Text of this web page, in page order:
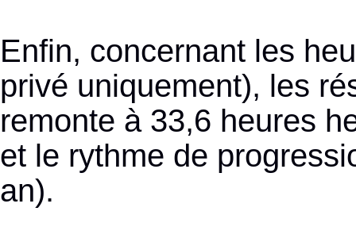
Enfin, concernant les
privé uniquement), les
remonte à 33,6 heures
et le rythme de
an).